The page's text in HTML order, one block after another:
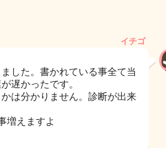
イチゴ
した。書かれている事全て当
遅かったです。
は分かりません。診断が出来
増えますよ